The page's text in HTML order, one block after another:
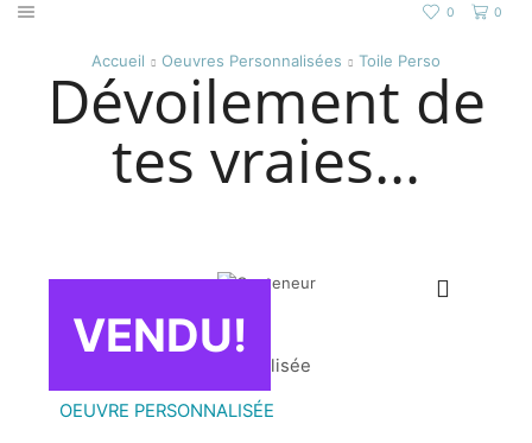
0 0
Accueil Oeuvres Personnalisées Toile Perso
Dévoilement de
tes vraies…
VENDU!
Toile vibratoire personnalisée
OEUVRE PERSONNALISÉE